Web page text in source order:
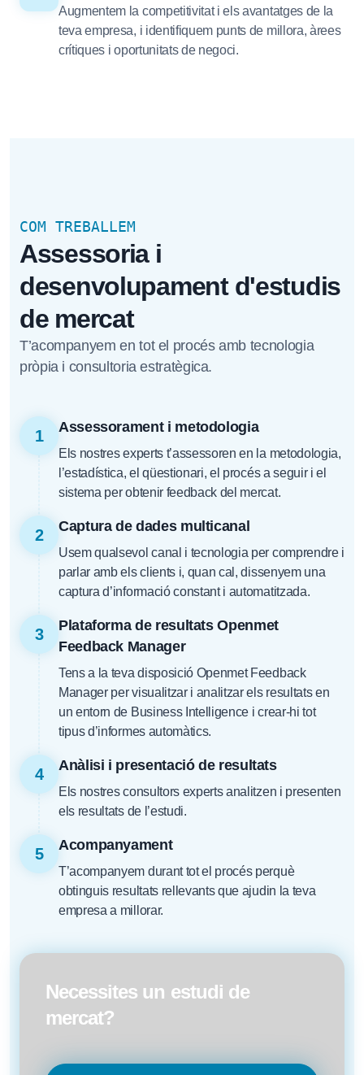
Augmentem la competitivitat i els avantatges de la
teva empresa, i identifiquem punts de millora, àrees
crítiques i oportunitats de negoci.
COM TREBALLEM
Assessoria i
desenvolupament d'estudis
de mercat
T’acompanyem en tot el procés amb tecnologia
pròpia i consultoria estratègica.
1 Assessorament i metodologia
Els nostres experts t’assessoren en la metodologia,
l’estadística, el qüestionari, el procés a seguir i el
sistema per obtenir feedback del mercat.
2 Captura de dades multicanal
Usem qualsevol canal i tecnologia per comprendre i
parlar amb els clients i, quan cal, dissenyem una
captura d’informació constant i automatitzada.
3
Plataforma de resultats Openmet
Feedback Manager
Tens a la teva disposició Openmet Feedback
Manager per visualitzar i analitzar els resultats en
un entorn de Business Intelligence i crear-hi tot
tipus d’informes automàtics.
4 Anàlisi i presentació de resultats
Els nostres consultors experts analitzen i presenten
els resultats de l’estudi.
5 Acompanyament
T’acompanyem durant tot el procés perquè
obtinguis resultats rellevants que ajudin la teva
empresa a millorar.
Necessites un estudi de
mercat?